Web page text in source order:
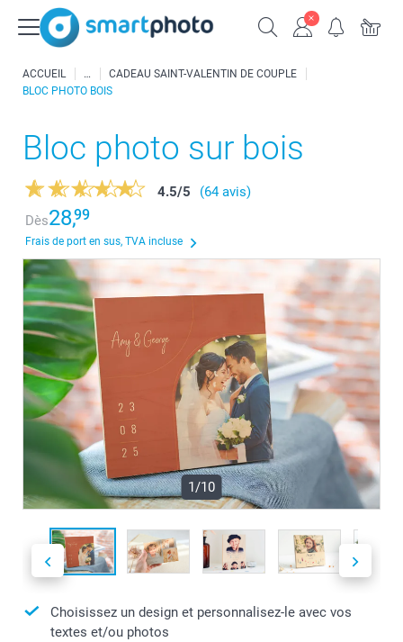
ACCUEIL
CADEAU SAINT-VALENTIN DE COUPLE
BLOC PHOTO BOIS
Bloc photo sur bois
4.5/5
(64 avis)
Dès28,99
Frais de port en sus, TVA incluse
1/10
Choisissez un design et personnalisez-le avec vos
textes et/ou photos